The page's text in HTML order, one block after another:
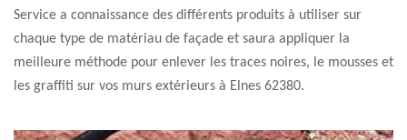
Service a connaissance des différents produits à utiliser sur
chaque type de matériau de façade et saura appliquer la
meilleure méthode pour enlever les traces noires, le mousses et
les graffiti sur vos murs extérieurs à Elnes 62380.